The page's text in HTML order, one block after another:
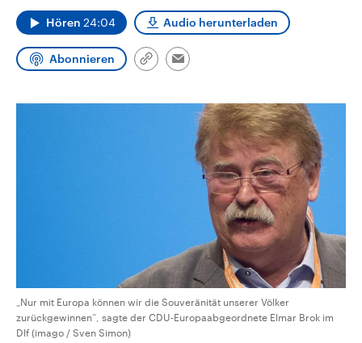
Hören 24:04 Audio herunterladen
Abonnieren
Link
Email
„Nur mit Europa können wir die Souveränität unserer Völker
zurückgewinnen“, sagte der CDU-Europaabgeordnete Elmar Brok im
Dlf (imago / Sven Simon)